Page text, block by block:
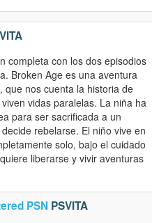
completa con los dos episodios
Broken Age es una aventura
que nos cuenta la historia de
vidas paralelas. La niña ha
para ser sacrificada a un
rebelarse. El niño vive en
solo, bajo el cuidado
liberarse y vivir aventuras
PSN PSVITA